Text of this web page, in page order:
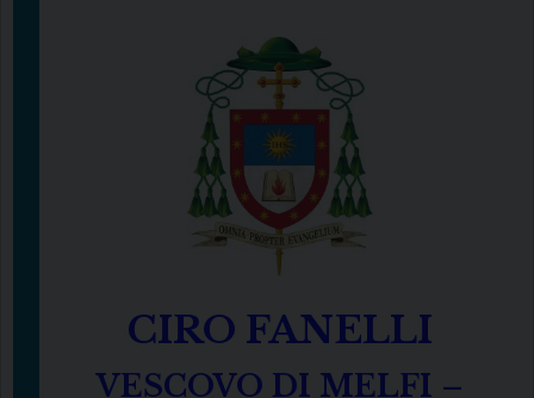
CIRO FANELLI
VESCOVO DI MELFI –